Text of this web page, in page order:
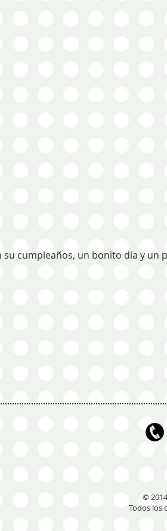
su cumpleaños, un bonito día y un
©
Todos los